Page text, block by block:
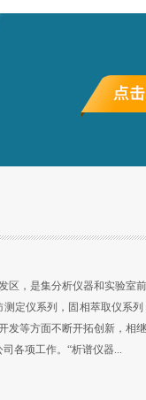
区，是集分析仪器和实验室
定仪系列，固相萃取仪系
发等方面不断开拓创新，相
各项工作。“析谱仪器...